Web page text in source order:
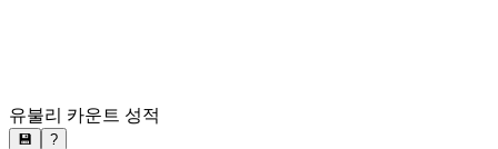
유불리 카운트 성적
💾 ?